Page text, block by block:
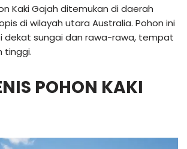
Kaki Gajah ditemukan di daerah
di wilayah utara Australia. Pohon ini
dekat sungai dan rawa-rawa, tempat
tinggi.
POHON KAKI